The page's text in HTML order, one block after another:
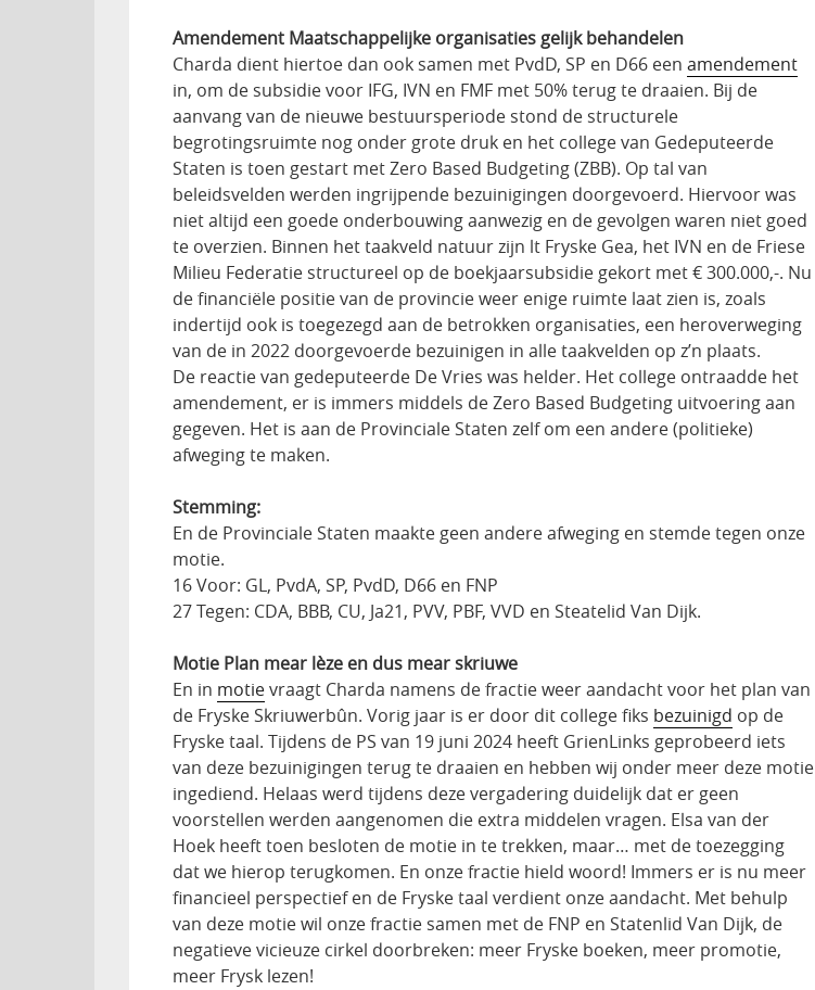
Amendement Maatschappelijke organisaties gelijk behandelen
Charda dient hiertoe dan ook samen met PvdD, SP en D66 een amendement
in, om de subsidie voor IFG, IVN en FMF met 50% terug te draaien. Bij de
aanvang van de nieuwe bestuursperiode stond de structurele
begrotingsruimte nog onder grote druk en het college van Gedeputeerde
Staten is toen gestart met Zero Based Budgeting (ZBB). Op tal van
beleidsvelden werden ingrijpende bezuinigingen doorgevoerd. Hiervoor was
niet altijd een goede onderbouwing aanwezig en de gevolgen waren niet goed
te overzien. Binnen het taakveld natuur zijn lt Fryske Gea, het IVN en de Friese
Milieu Federatie structureel op de boekjaarsubsidie gekort met € 300.000,-. Nu
de financiële positie van de provincie weer enige ruimte laat zien is, zoals
indertijd ook is toegezegd aan de betrokken organisaties, een heroverweging
van de in 2022 doorgevoerde bezuinigen in alle taakvelden op z’n plaats.
De reactie van gedeputeerde De Vries was helder. Het college ontraadde het
amendement, er is immers middels de Zero Based Budgeting uitvoering aan
gegeven. Het is aan de Provinciale Staten zelf om een andere (politieke)
afweging te maken.
Stemming:
En de Provinciale Staten maakte geen andere afweging en stemde tegen onze
motie.
16 Voor: GL, PvdA, SP, PvdD, D66 en FNP
27 Tegen: CDA, BBB, CU, Ja21, PVV, PBF, VVD en Steatelid Van Dijk.
Motie Plan mear lèze en dus mear skriuwe
En in motievraagt Charda namens de fractie weer aandacht voor het plan van
de Fryske Skriuwerbûn. Vorig jaar is er door dit college fiks bezuinigd op de
Fryske taal. Tijdens de PS van 19 juni 2024 heeft GrienLinks geprobeerd iets
van deze bezuinigingen terug te draaien en hebben wij onder meer deze motie
ingediend. Helaas werd tijdens deze vergadering duidelijk dat er geen
voorstellen werden aangenomen die extra middelen vragen. Elsa van der
Hoek heeft toen besloten de motie in te trekken, maar… met de toezegging
dat we hierop terugkomen. En onze fractie hield woord! Immers er is nu meer
financieel perspectief en de Fryske taal verdient onze aandacht. Met behulp
van deze motie wil onze fractie samen met de FNP en Statenlid Van Dijk, de
negatieve vicieuze cirkel doorbreken: meer Fryske boeken, meer promotie,
meer Frysk lezen!